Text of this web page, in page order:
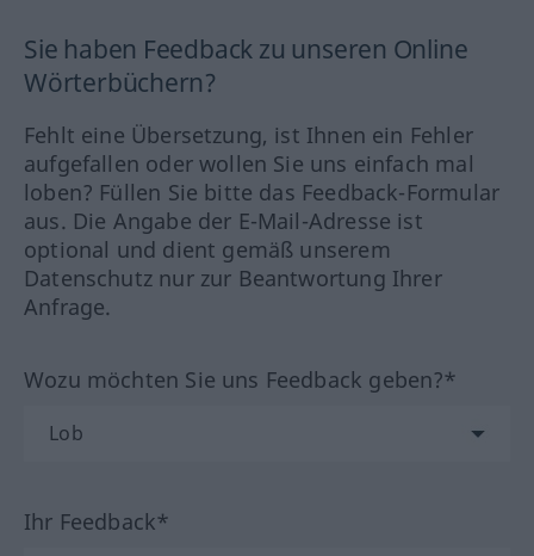
Sie haben Feedback zu unseren Online
Wörterbüchern?
Fehlt eine Übersetzung, ist Ihnen ein Fehler
aufgefallen oder wollen Sie uns einfach mal
loben? Füllen Sie bitte das Feedback-Formular
aus. Die Angabe der E-Mail-Adresse ist
optional und dient gemäß unserem
Datenschutz nur zur Beantwortung Ihrer
Anfrage.
Wozu möchten Sie uns Feedback geben?*
Ihr Feedback*